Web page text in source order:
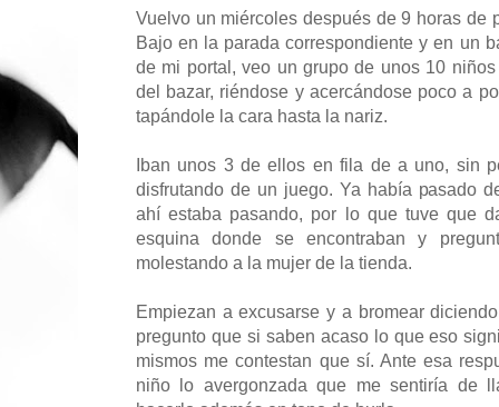
Vuelvo un miércoles después de 9 horas de
Bajo en la parada correspondiente y en un
de mi portal, veo un grupo de unos 10
del bazar, riéndose y acercándose poco a
tapándole la cara hasta la nariz.
Iban unos 3 de ellos en fila de a uno, sin
disfrutando de un juego. Ya había pasado
ahí estaba pasando, por lo que tuve que
esquina donde se encontraban y
molestando a la mujer de la tienda.
Empiezan a excusarse y a bromear
pregunto que si saben acaso lo que eso
mismos me contestan que sí. Ante esa
niño lo avergonzada que me sentiría de